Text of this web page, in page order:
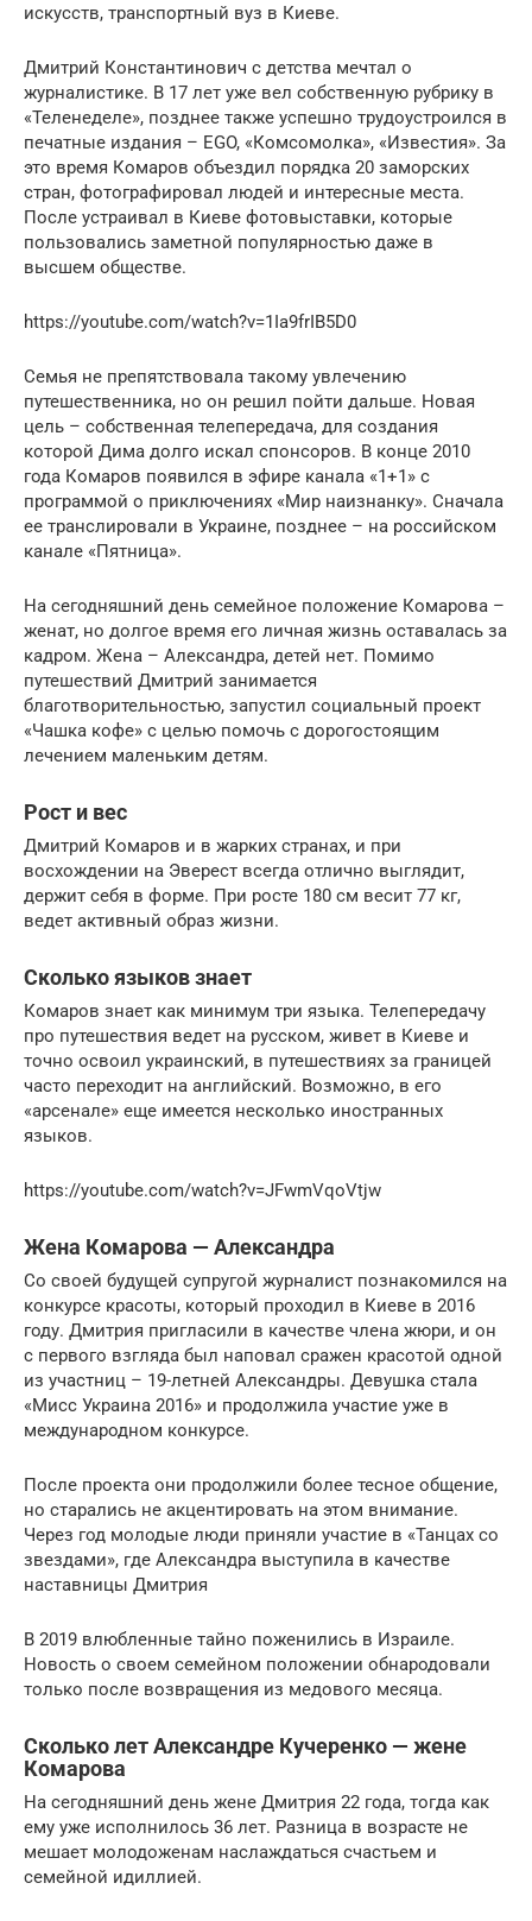
искусств, транспортный вуз в Киеве.
Дмитрий Константинович с детства мечтал о
журналистике. В 17 лет уже вел собственную рубрику в
«Теленеделе», позднее также успешно трудоустроился в
печатные издания – EGO, «Комсомолка», «Известия». За
это время Комаров объездил порядка 20 заморских
стран, фотографировал людей и интересные места.
После устраивал в Киеве фотовыставки, которые
пользовались заметной популярностью даже в
высшем обществе.
https://youtube.com/watch?v=1Ia9frIB5D0
Семья не препятствовала такому увлечению
путешественника, но он решил пойти дальше. Новая
цель – собственная телепередача, для создания
которой Дима долго искал спонсоров. В конце 2010
года Комаров появился в эфире канала «1+1» с
программой о приключениях «Мир наизнанку». Сначала
ее транслировали в Украине, позднее – на российском
канале «Пятница».
На сегодняшний день семейное положение Комарова –
женат, но долгое время его личная жизнь оставалась за
кадром. Жена – Александра, детей нет. Помимо
путешествий Дмитрий занимается
благотворительностью, запустил социальный проект
«Чашка кофе» с целью помочь с дорогостоящим
лечением маленьким детям.
Рост и вес
Дмитрий Комаров и в жарких странах, и при
восхождении на Эверест всегда отлично выглядит,
держит себя в форме. При росте 180 см весит 77 кг,
ведет активный образ жизни.
Сколько языков знает
Комаров знает как минимум три языка. Телепередачу
про путешествия ведет на русском, живет в Киеве и
точно освоил украинский, в путешествиях за границей
часто переходит на английский. Возможно, в его
«арсенале» еще имеется несколько иностранных
языков.
https://youtube.com/watch?v=JFwmVqoVtjw
Жена Комарова — Александра
Со своей будущей супругой журналист познакомился на
конкурсе красоты, который проходил в Киеве в 2016
году. Дмитрия пригласили в качестве члена жюри, и он
с первого взгляда был наповал сражен красотой одной
из участниц – 19-летней Александры. Девушка стала
«Мисс Украина 2016» и продолжила участие уже в
международном конкурсе.
После проекта они продолжили более тесное общение,
но старались не акцентировать на этом внимание.
Через год молодые люди приняли участие в «Танцах со
звездами», где Александра выступила в качестве
наставницы Дмитрия
В 2019 влюбленные тайно поженились в Израиле.
Новость о своем семейном положении обнародовали
только после возвращения из медового месяца.
Сколько лет Александре Кучеренко — жене
Комарова
На сегодняшний день жене Дмитрия 22 года, тогда как
ему уже исполнилось 36 лет. Разница в возрасте не
мешает молодоженам наслаждаться счастьем и
семейной идиллией.